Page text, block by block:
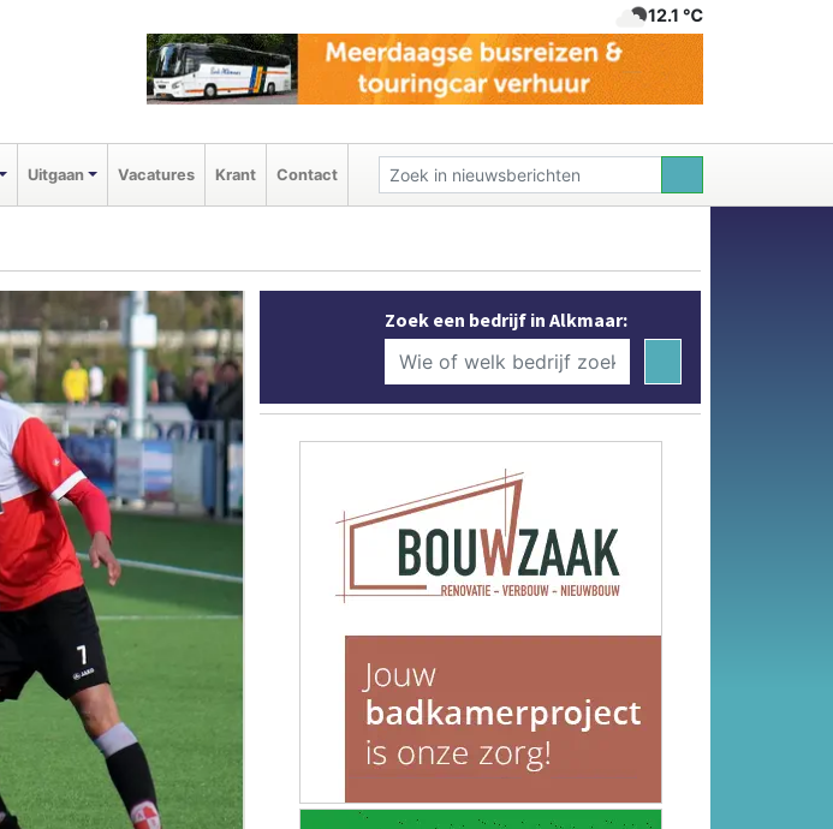
12.1 ℃
Uitgaan Vacatures Krant Contact
Zoek een bedrijf in Alkmaar: